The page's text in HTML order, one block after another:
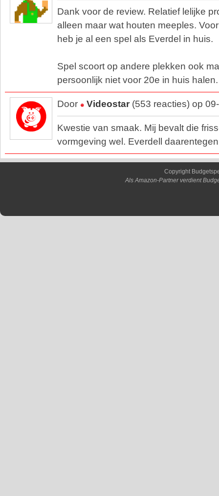
Dank voor de review. Relatief lelijke
alleen maar wat houten meeples.
heb je al een spel als Everdel in huis.
Spel scoort op andere plekken ook
persoonlijk niet voor 20e in huis halen.
Door Videostar (553 reacties) op
Kwestie van smaak. Mij bevalt die
vormgeving wel. Everdell
Copyright
Als Amazon-Partner verdient